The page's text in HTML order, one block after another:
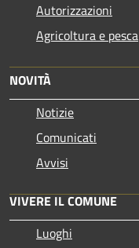
Autorizzazioni
Agricoltura e pesca
NOVITÀ
Notizie
Comunicati
Avvisi
VIVERE IL COMUNE
Luoghi